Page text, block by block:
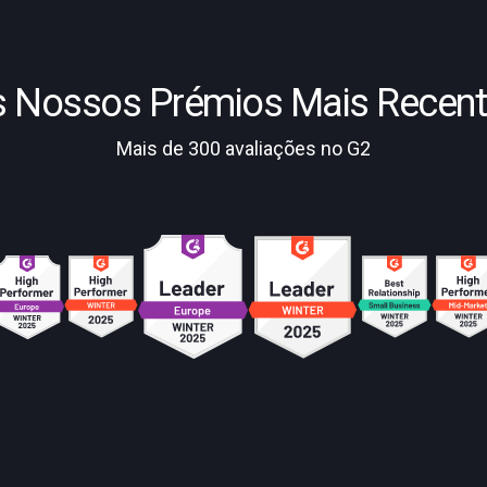
Nossos Prémios Mais
Mais de 300 avaliações no G2